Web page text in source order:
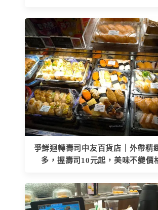
爭鮮迴轉壽司中友百貨店｜外帶精
多，握壽司10元起，美味不變價